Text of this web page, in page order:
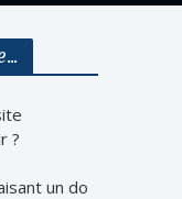
?
un do